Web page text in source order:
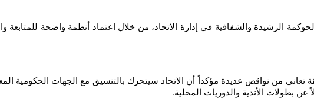
الرشيدة والشفافية في إدارة الاتحاد، من خلال اعتماد أنظمة واضحة للمتابعة
تعاني من نواقص عديدة مؤكداً أن الاتحاد سيتحرك بالتنسيق مع الجهات الحكومية
عن بطولات الأندية والدوريات المحلية.